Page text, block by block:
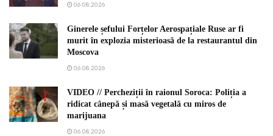
06.08.2026
Ginerele șefului Forțelor Aerospațiale Ruse ar fi
murit în explozia misterioasă de la restaurantul din
Moscova
06.08.2026
VIDEO // Percheziții în raionul Soroca: Poliția a
ridicat cânepă și masă vegetală cu miros de
marijuana
06.08.2026